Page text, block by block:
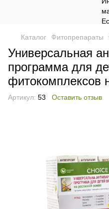
Каталог Фитопрепараты
Универсальная
программа для
фитокомплексов
Артикул: 53 Оставить отзыв